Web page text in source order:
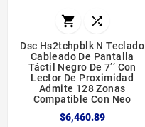
 
Dsc Hs2tchpblk N Teclado
Cableado De Pantalla
Táctil Negro De 7’’ Con
Lector De Proximidad
Admite 128 Zonas
Compatible Con Neo
$6,460.89